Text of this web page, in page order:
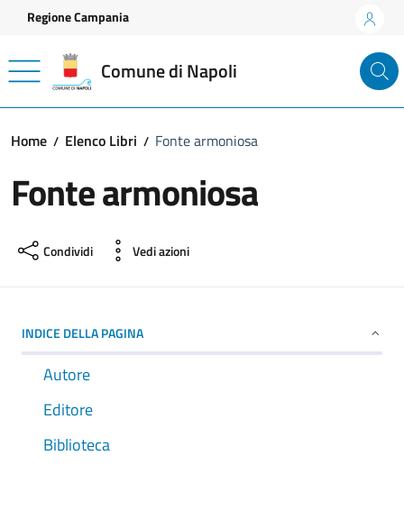
Vai ai contenuti
Vai al footer
Regione Campania
Comune di Napoli
Home Elenco Libri Fonte armoniosa
Fonte armoniosa
Condividi Vedi azioni
INDICE DELLA PAGINA
Autore
Editore
Biblioteca